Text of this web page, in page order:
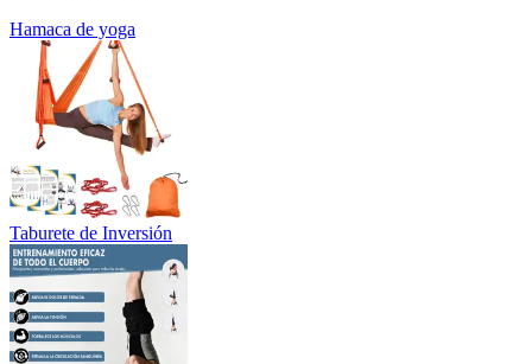
Hamaca de yoga
Taburete de Inversión